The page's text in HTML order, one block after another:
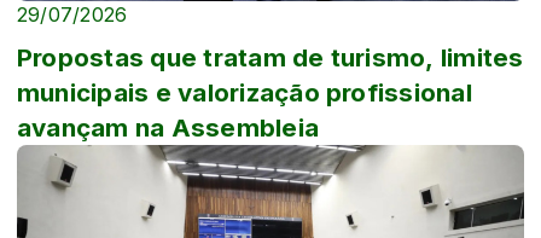
29/07/2026
Propostas que tratam de turismo, limites
municipais e valorização profissional
avançam na Assembleia